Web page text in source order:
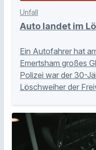
Unfall
Auto landet im
Ein Autofahrer hat
Emertsham großes
Polizei war der 30-
Löschweiher der